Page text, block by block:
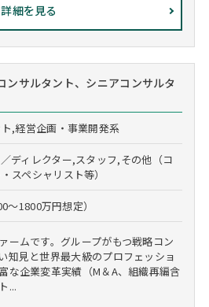
詳細を見る
ンサルタント、シニアコンサルタ
,経営企画・事業開発系
ディレクター,スタッフ,その他（コ
スペシャリスト等）
1800万円想定）
ームです。グループがもつ戦略コン
知見と世界最大級のプロフェッショ
な企業変革実績（M＆A、組織再編含
...